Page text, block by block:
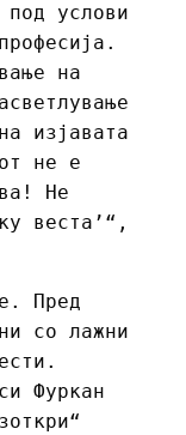
под услови
на
изјавата
не е
Не
веста’“,
Пред
со лажни
Фуркан